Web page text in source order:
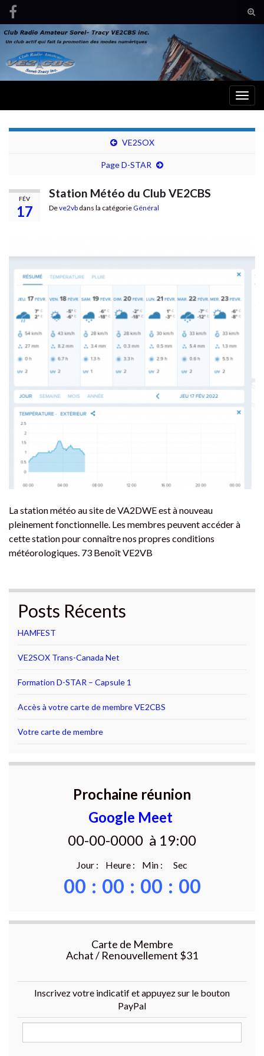
Search for:
VE2SOX
Page D-STAR
FÉV
17
Station Météo du Club VE2CBS
Deve2vb dans la catégorieGénéral
La station météo au site de VA2DWE est à nouveau
pleinement fonctionnelle. Les membres peuvent accéder à
cette station pour connaître nos propres conditions
météorologiques. 73 Benoît VE2VB
Posts Récents
HAMFEST
VE2SOX Trans-Canada Net
Formation D-STAR – Capsule 1
Accès à votre carte de membre VE2CBS
Votre carte de membre
Prochaine réunion
Google Meet
00-00-0000 à 19:00
Jour : Heure : Min : Sec
00 : 00 : 00 : 00
Carte de Membre
Achat / Renouvellement $31
Inscrivez votre indicatif et appuyez sur le bouton
PayPal